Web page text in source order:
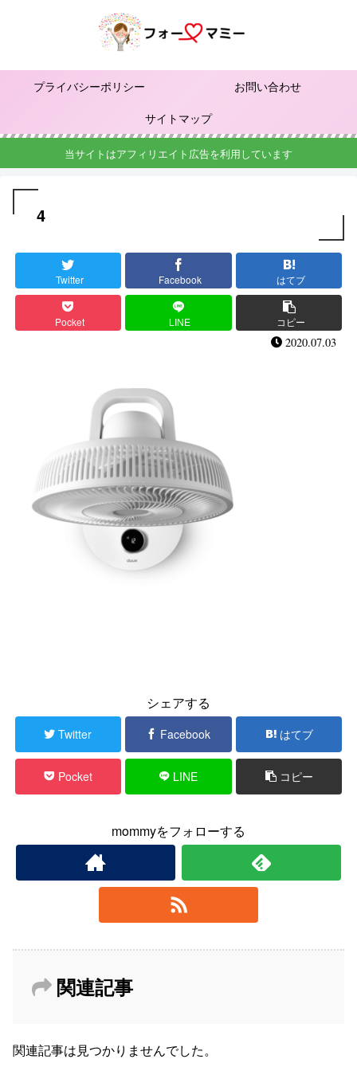
プライバシーポリシー
お問い合わせ
サイトマップ
当サイトはアフィリエイト広告を利用しています
4
Twitter Facebook はてブ
Pocket LINE コピー
2020.07.03
シェアする
Twitter Facebook はてブ
Pocket LINE コピー
mommyをフォローする
関連記事
関連記事は見つかりませんでした。